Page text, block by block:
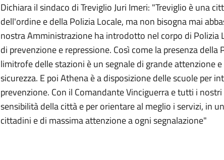
Dichiara il sindaco di Treviglio Juri Imeri: "Treviglio è una
dell'ordine e della Polizia Locale, ma non bisogna mai
nostra Amministrazione ha introdotto nel corpo di Polizia
di prevenzione e repressione. Così come la presenza della
limitrofe delle stazioni è un segnale di grande attenzione
sicurezza. E poi Athena è a disposizione delle scuole per
prevenzione. Con il Comandante Vinciguerra e tutti i
sensibilità della città e per orientare al meglio i servizi, in
cittadini e di massima attenzione a ogni segnalazione"